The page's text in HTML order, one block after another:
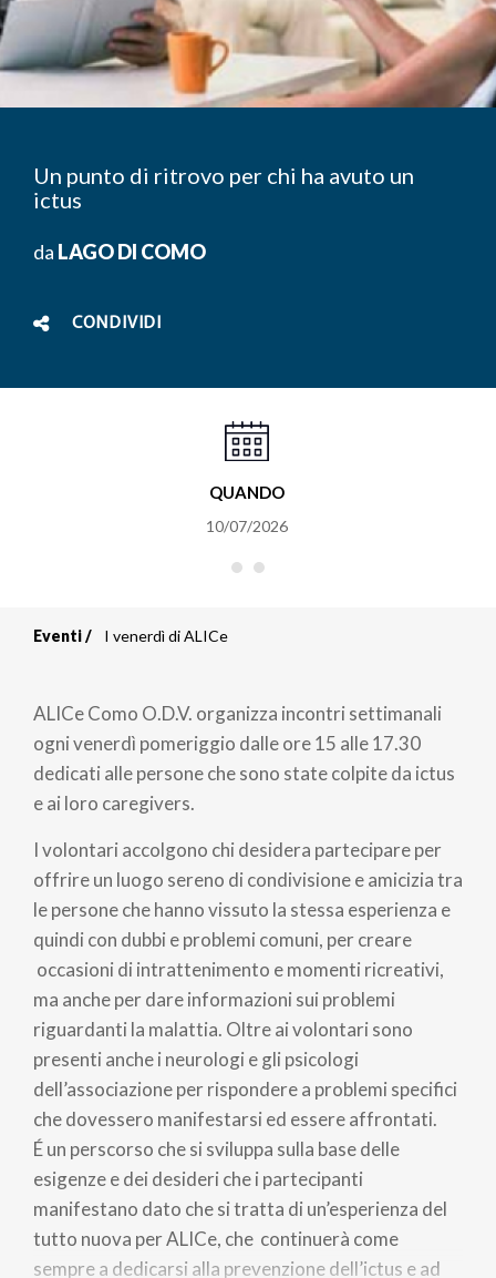
Un punto di ritrovo per chi ha avuto un
ictus
da LAGO DI COMO
CONDIVIDI
QUANDO
10/07/2026
di
pane
Eventi I venerdì di ALICe
ALICe Como O.D.V. organizza incontri settimanali
ogni venerdì pomeriggio dalle ore 15 alle 17.30
dedicati alle persone che sono state colpite da ictus
e ai loro caregivers.
I volontari accolgono chi desidera partecipare per
offrire un luogo sereno di condivisione e amicizia tra
le persone che hanno vissuto la stessa esperienza e
quindi con dubbi e problemi comuni, per creare
occasioni di intrattenimento e momenti ricreativi,
ma anche per dare informazioni sui problemi
riguardanti la malattia. Oltre ai volontari sono
presenti anche i neurologi e gli psicologi
dell’associazione per rispondere a problemi specifici
che dovessero manifestarsi ed essere affrontati.
É un perscorso che si sviluppa sulla base delle
esigenze e dei desideri che i partecipanti
manifestano dato che si tratta di un’esperienza del
tutto nuova per ALICe, che continuerà come
sempre a dedicarsi alla prevenzione dell’ictus e ad